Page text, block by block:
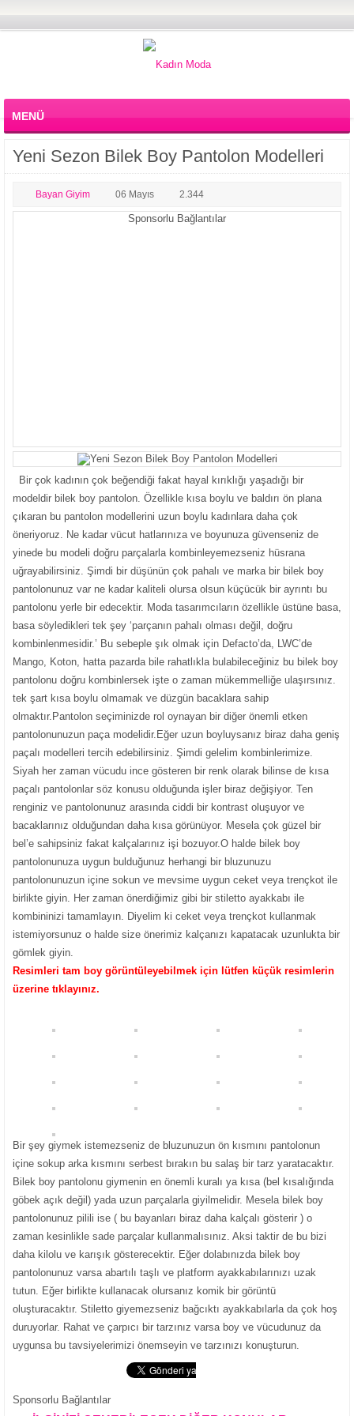
MENÜ
Yeni Sezon Bilek Boy Pantolon Modelleri
Bayan Giyim 06 Mayıs 2.344
Sponsorlu Bağlantılar
Bir çok kadının çok beğendiği fakat hayal kırıklığı yaşadığı bir
modeldir bilek boy pantolon. Özellikle kısa boylu ve baldırı ön plana
çıkaran bu pantolon modellerini uzun boylu kadınlara daha çok
öneriyoruz. Ne kadar vücut hatlarınıza ve boyunuza güvenseniz de
yinede bu modeli doğru parçalarla kombinleyemezseniz hüsrana
uğrayabilirsiniz. Şimdi bir düşünün çok pahalı ve marka bir bilek boy
pantolonunuz var ne kadar kaliteli olursa olsun küçücük bir ayrıntı bu
pantolonu yerle bir edecektir. Moda tasarımcıların özellikle üstüne basa,
basa söyledikleri tek şey ‘parçanın pahalı olması değil, doğru
kombinlenmesidir.’ Bu sebeple şık olmak için Defacto’da, LWC’de
Mango, Koton, hatta pazarda bile rahatlıkla bulabileceğiniz bu bilek boy
pantolonu doğru kombinlersek işte o zaman mükemmelliğe ulaşırsınız.
tek şart kısa boylu olmamak ve düzgün bacaklara sahip
olmaktır.Pantolon seçiminizde rol oynayan bir diğer önemli etken
pantolonunuzun paça modelidir.Eğer uzun boyluysanız biraz daha geniş
paçalı modelleri tercih edebilirsiniz. Şimdi gelelim kombinlerimize.
Siyah her zaman vücudu ince gösteren bir renk olarak bilinse de kısa
paçalı pantolonlar söz konusu olduğunda işler biraz değişiyor. Ten
renginiz ve pantolonunuz arasında ciddi bir kontrast oluşuyor ve
bacaklarınız olduğundan daha kısa görünüyor. Mesela çok güzel bir
bel’e sahipsiniz fakat kalçalarınız işi bozuyor.O halde bilek boy
pantolonunuza uygun bulduğunuz herhangi bir bluzunuzu
pantolonunuzun içine sokun ve mevsime uygun ceket veya trençkot ile
birlikte giyin. Her zaman önerdiğimiz gibi bir stiletto ayakkabı ile
kombininizi tamamlayın. Diyelim ki ceket veya trençkot kullanmak
istemiyorsunuz o halde size önerimiz kalçanızı kapatacak uzunlukta bir
gömlek giyin.
Resimleri tam boy görüntüleyebilmek için lütfen küçük resimlerin
üzerine tıklayınız.
Bir şey giymek istemezseniz de bluzunuzun ön kısmını pantolonun
içine sokup arka kısmını serbest bırakın bu salaş bir tarz yaratacaktır.
Bilek boy pantolonu giymenin en önemli kuralı ya kısa (bel kısalığında
göbek açık değil) yada uzun parçalarla giyilmelidir. Mesela bilek boy
pantolonunuz pilili ise ( bu bayanları biraz daha kalçalı gösterir ) o
zaman kesinlikle sade parçalar kullanmalısınız. Aksi taktir de bu bizi
daha kilolu ve karışık gösterecektir. Eğer dolabınızda bilek boy
pantolonunuz varsa abartılı taşlı ve platform ayakkabılarınızı uzak
tutun. Eğer birlikte kullanacak olursanız komik bir görüntü
oluşturacaktır. Stiletto giyemezseniz bağcıktı ayakkabılarla da çok hoş
duruyorlar. Rahat ve çarpıcı bir tarzınız varsa boy ve vücudunuz da
uygunsa bu tavsiyelerimizi önemseyin ve tarzınızı konuşturun.
Sponsorlu Bağlantılar